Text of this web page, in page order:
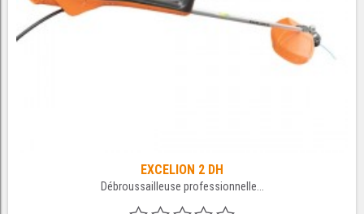
EXCELION 2 DH
Débroussailleuse professionnelle...